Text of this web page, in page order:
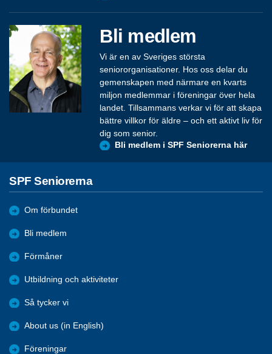
Bli medlem
Vi är en av Sveriges största
seniororganisationer. Hos oss delar du
gemenskapen med närmare en kvarts
miljon medlemmar i föreningar över hela
landet. Tillsammans verkar vi för att skapa
bättre villkor för äldre – och ett aktivt liv för
dig som senior.
Bli medlem i SPF Seniorerna här
SPF Seniorerna
Om förbundet
Bli medlem
Förmåner
Utbildning och aktiviteter
Så tycker vi
About us (in English)
Föreningar